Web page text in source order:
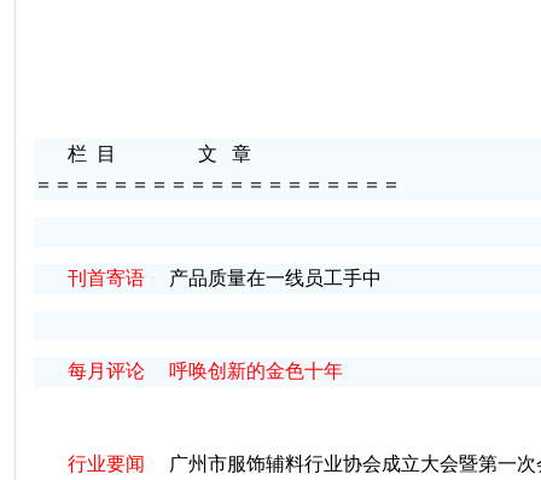
栏 目 文
章
＝＝＝＝＝＝＝＝＝＝＝＝＝＝＝＝＝＝＝
刊首寄语产品质量在一线员工手中
每月评论 呼唤创新的金色十年
行业要闻 广州市服饰辅料行业协会成立大会暨第一